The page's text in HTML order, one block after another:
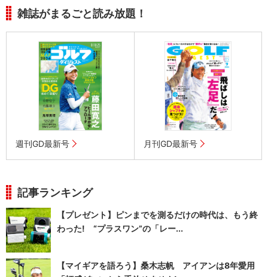
雑誌がまるごと読み放題！
週刊GD最新号 月刊GD最新号
記事ランキング
【プレゼント】ピンまでを測るだけの時代は、もう終
わった! “プラスワン”の「レー...
【マイギアを語ろう】桑木志帆 アイアンは8年愛用